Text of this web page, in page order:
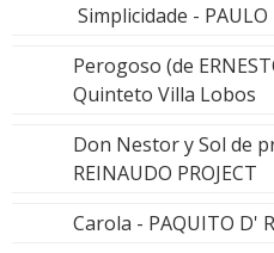
Simplicidade - PAULO
Perogoso (de
Quinteto Villa Lobos
Don Nestor y Sol de
REINAUDO PROJECT
Carola - PAQUITO D'